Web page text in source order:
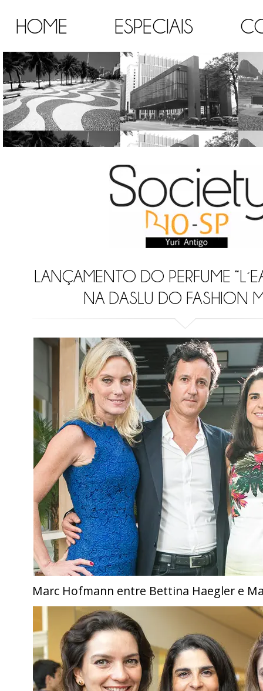
HOME ESPECIAIS
LANÇAMENTO DO PERFUME
NA DASLU DO FASHION
Marc Hofmann entre Bettina Haegler e